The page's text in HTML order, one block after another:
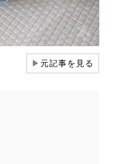
▶元記事を見る